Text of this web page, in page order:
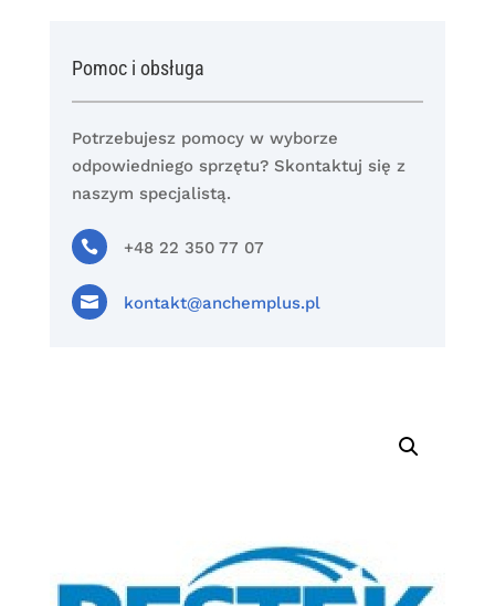
Pomoc i obsługa
Potrzebujesz pomocy w wyborze
odpowiedniego sprzętu? Skontaktuj się z
naszym specjalistą.
 +48 22 350 77 07
 kontakt@anchemplus.pl